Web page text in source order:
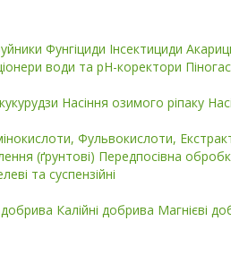
Фунгіциди Інсектициди
води та pH-коректори
Насіння озимого ріпаку
Фульвокислоти,
(ґрунтові) Передпосівна
та суспензійні
Калійні добрива Магнієві